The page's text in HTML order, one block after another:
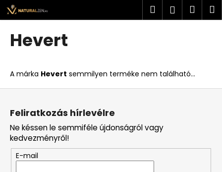
Ugrás
fő
tartalomhoz
Keresés
Hevert
A márka Hevert semmilyen terméke nem található...
K
o
i
t
k
e
r
e
s
?
L
Feliratkozás hírlevélre
Ne késsen le semmiféle újdonságról vagy
kedvezményről!
E-mail